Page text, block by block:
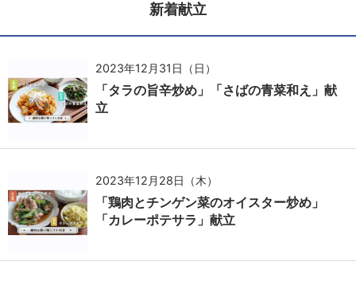
新着献立
2023年12月31日（日）
「タラの旨辛炒め」「さばの青菜和え」献
立
2023年12月28日（木）
「鶏肉とチンゲン菜のオイスター炒め」
「カレーポテサラ」献立